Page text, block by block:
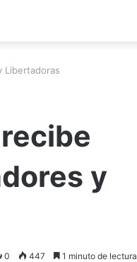
Libertadoras
y
0 447 1 minuto de lectura